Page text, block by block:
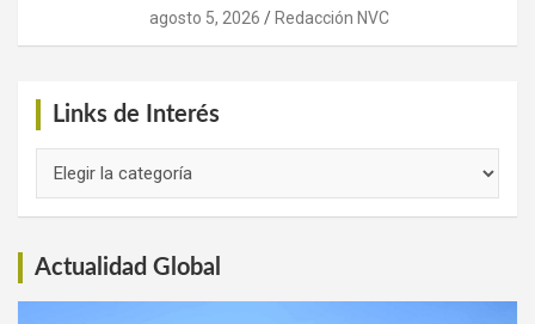
agosto 5, 2026 Redacción NVC
Links de Interés
Actualidad Global